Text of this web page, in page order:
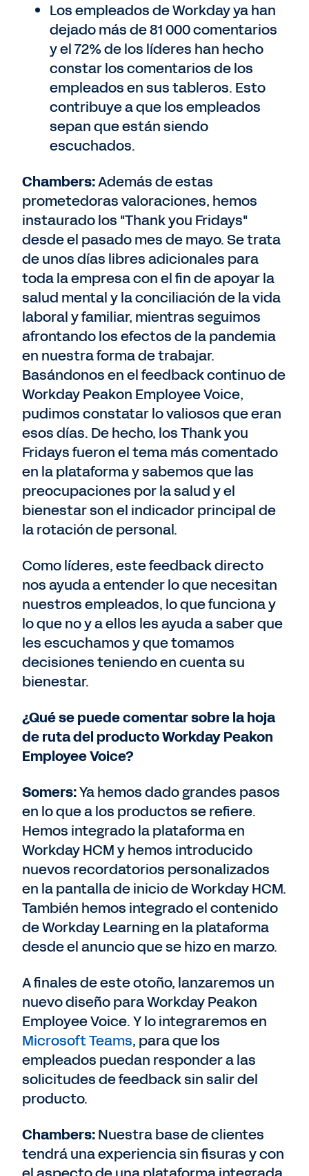
Los empleados de Workday ya han
dejado más de 81 000 comentarios
y el 72% de los líderes han hecho
constar los comentarios de los
empleados en sus tableros. Esto
contribuye a que los empleados
sepan que están siendo
escuchados.
Chambers:Además de estas
prometedoras valoraciones, hemos
instaurado los "Thank you Fridays"
desde el pasado mes de mayo. Se trata
de unos días libres adicionales para
toda la empresa con el fin de apoyar la
salud mental y la conciliación de la vida
laboral y familiar, mientras seguimos
afrontando los efectos de la pandemia
en nuestra forma de trabajar.
Basándonos en el feedback continuo de
Workday Peakon Employee Voice,
pudimos constatar lo valiosos que eran
esos días. De hecho, los Thank you
Fridays fueron el tema más comentado
en la plataforma y sabemos que las
preocupaciones por la salud y el
bienestar son el indicador principal de
la rotación de personal.
Como líderes, este feedback directo
nos ayuda a entender lo que necesitan
nuestros empleados, lo que funciona y
lo que no y a ellos les ayuda a saber que
les escuchamos y que tomamos
decisiones teniendo en cuenta su
bienestar.
¿Qué se puede comentar sobre la hoja
de ruta del producto Workday Peakon
Employee Voice?
Somers:Ya hemos dado grandes pasos
en lo que a los productos se refiere.
Hemos integrado la plataforma en
Workday HCM y hemos introducido
nuevos recordatorios personalizados
en la pantalla de inicio de Workday HCM.
También hemos integrado el contenido
de Workday Learning en la plataforma
desde el anuncio que se hizo en marzo.
A finales de este otoño, lanzaremos un
nuevo diseño para Workday Peakon
Employee Voice. Y lo integraremos en
Microsoft Teams, para que los
empleados puedan responder a las
solicitudes de feedback sin salir del
producto.
Chambers:Nuestra base de clientes
tendrá una experiencia sin fisuras y con